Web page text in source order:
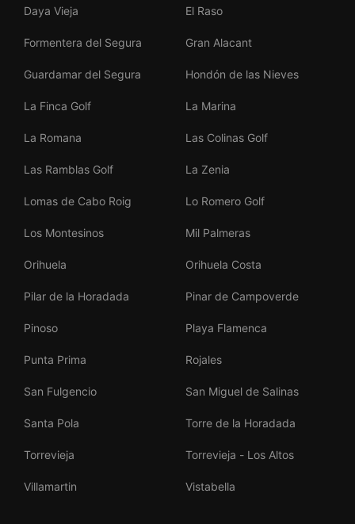
Daya Vieja El Raso
Formentera del Segura Gran Alacant
Guardamar del Segura Hondón de las Nieves
La Finca Golf La Marina
La Romana Las Colinas Golf
Las Ramblas Golf La Zenia
Lomas de Cabo Roig Lo Romero Golf
Los Montesinos Mil Palmeras
Orihuela Orihuela Costa
Pilar de la Horadada Pinar de Campoverde
Pinoso Playa Flamenca
Punta Prima Rojales
San Fulgencio San Miguel de Salinas
Santa Pola Torre de la Horadada
Torrevieja Torrevieja - Los Altos
Villamartin Vistabella